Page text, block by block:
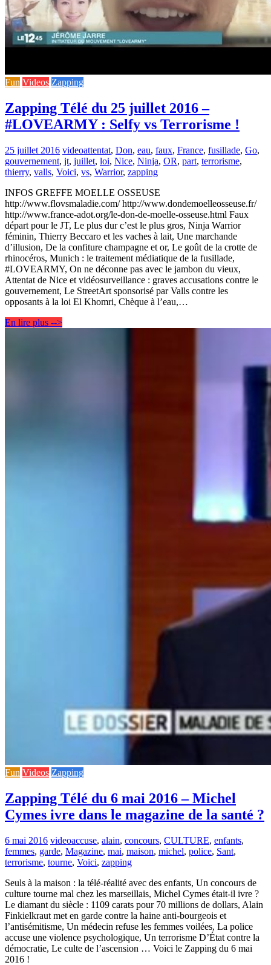
Fun Videos Zapping
Zapping Télé du 25 juillet 2016 –
#LOVEARMY : Selfy vs Terrorisme !
25 juillet 2016 videoattentat, Don, eau, faux, France, fusillade, Go,
gouvernement, jt, juillet, loi, Nice, Ninja, OR, part, terrorisme,
thierry, valls, Voici, vs, Warrior, zapping
INFOS GREFFE MOELLE OSSEUSE
http://www.flovsmaladie.com/ http://www.dondemoelleosseuse.fr/
http://www.france-adot.org/le-don-de-moelle-osseuse.html Faux
départ pour le JT, Le plus dur c’est le plus gros, Ninja Warrior
féminin, Thierry Beccaro et les vaches à lait, Une marchande
d’illusion, De la confiture champagne et or, Le goût de la crotte de
rhinocéros, Munich : le traitement médiatique de la fusillade,
#LOVEARMY, On ne déconne pas avec le jambon du vieux,
Attentat de Nice et vidéosurveillance : graves accusations contre le
gouvernement, Le StreetArt sponsorisé par Valls contre les
opposants à la loi El Khomri, Chèque à l’eau,…
En lire plus -->
Fun Videos Zapping
Zapping Télé du 6 mai 2016 – Michel
Cymes ivre dans le magazine de la santé ?
6 mai 2016 videoaccuse, alain, concours, CULTURE, enfants,
femmes, garde, Magazine, mai, maison, michel, police, Sant,
terrorisme, tourne, Voici, zapping
Seuls à la maison : la télé-réalité avec des enfants, Un concours de
culture tourne mal chez les marseillais, Michel Cymes était-il ivre ?
Le diamant du siècle : 1109 carats pour 70 millions de dollars, Alain
Finkielkraut met en garde contre la haine anti-bourgeois et
l’antisémitisme, Un médecin refuse les femmes voilées, La police
accuse une violence psychologique, Un terrorisme D’État contre la
démocratie, Le culte de l’ascension … Voici le Zapping du 6 mai
2016 !